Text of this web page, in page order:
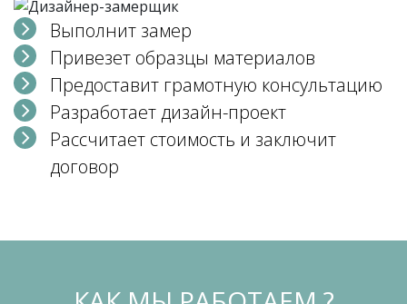
Выполнит замер
Привезет образцы материалов
Предоставит грамотную консультацию
Разработает дизайн-проект
Рассчитает стоимость и заключит
договор